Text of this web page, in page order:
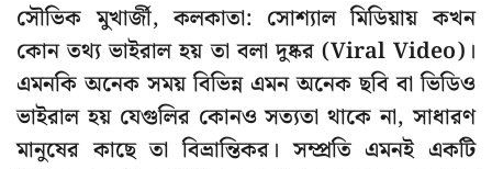
সৌভিক মুখার্জী, কলকাতা: সোশ্যাল মিডিয়ায় কখন
কোন তথ্য ভাইরাল হয় তা বলা দুষ্কর (Viral Video)।
এমনকি অনেক সময় বিভিন্ন এমন অনেক ছবি বা ভিডিও
ভাইরাল হয় যেগুলির কোনও সত্যতা থাকে না, সাধারণ
মানুষের কাছে তা বিভ্রান্তিকর। সম্প্রতি এমনই একটি